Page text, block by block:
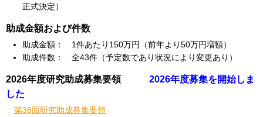
正式決定）
助成金額および件数
助成金額： 1件あたり150万円（前年より50万円増額）
助成件数： 全43件（予定数であり状況により変更あり）
2026年度研究助成募集要領 2026年度募集を開始しま
した
第38回研究助成募集要領